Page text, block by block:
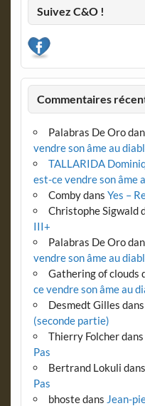
Suivez C&O !
Commentaires
Palabras De Oro
vendre son âme au
TALLARIDA
est-ce vendre son âme
Combydans Yes –
Christophe Sigwald
III+
Palabras De Oro
vendre son âme au
Gathering of clouds
ce vendre son âme au
Desmedt Gilles dans
(seconde partie)
Thierry Folcherdans
Pas
Bertrand Lokuli dans
Pas
bhostedans Jean-